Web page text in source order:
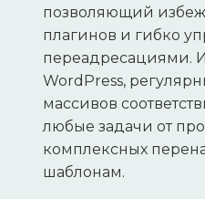
позволяющий
плагинов и гибко
переадресациями.
WordPress,
массивов
любые задачи от
комплексных
шаблонам.